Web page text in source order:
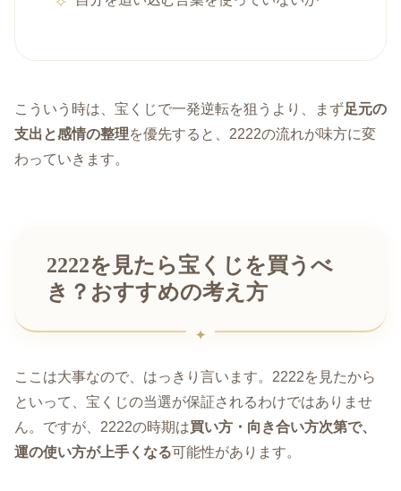
こういう時は、宝くじで一発逆転を狙うより、まず足元の
支出と感情の整理を優先すると、2222の流れが味方に変
わっていきます。
2222を見たら宝くじを買うべ
き？おすすめの考え方
ここは大事なので、はっきり言います。2222を見たから
といって、宝くじの当選が保証されるわけではありませ
ん。ですが、2222の時期は買い方・向き合い方次第で、
運の使い方が上手くなる可能性があります。